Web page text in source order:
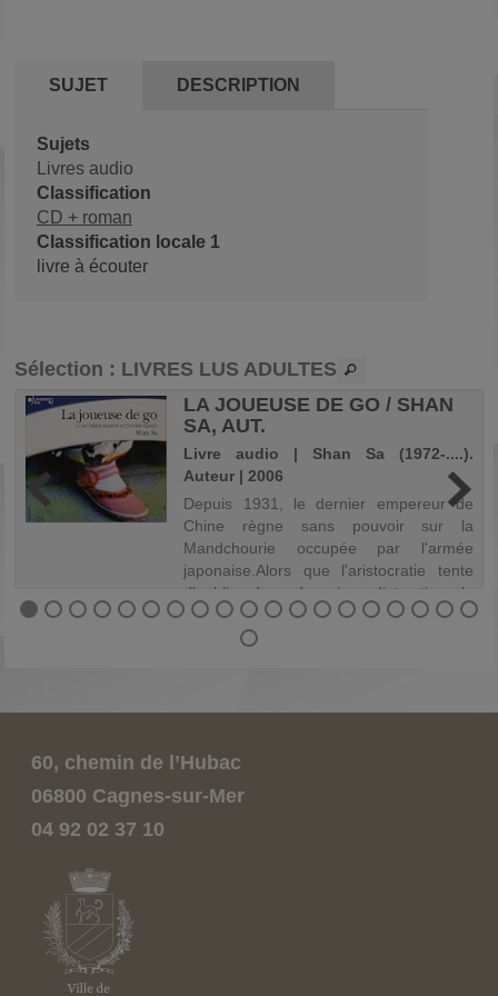
SUJET DESCRIPTION
Sujets
Livres audio
Classification
CD + roman
Classification locale 1
livre à écouter
Sélection : LIVRES LUS ADULTES
LA JOUEUSE DE GO / SHAN
SA, AUT.
Livre audio | Shan Sa (1972-....).
Auteur | 2006
Depuis 1931, le dernier empereur de
Chine règne sans pouvoir sur la
Mandchourie occupée par l'armée
japonaise.Alors que l'aristocratie tente
d'oublier dans de vaines distractions la
guerre et ses cruautés, une lycéenne de
seize an...
60, chemin de l’Hubac
06800 Cagnes-sur-Mer
04 92 02 37 10